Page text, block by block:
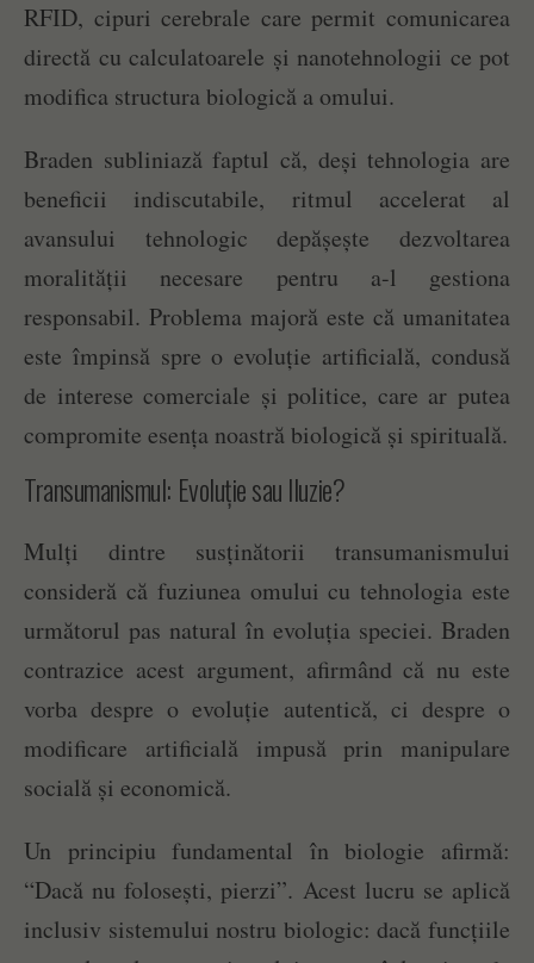
RFID, cipuri cerebrale care permit comunicarea
directă cu calculatoarele și nanotehnologii ce pot
modifica structura biologică a omului.
Braden subliniază faptul că, deși tehnologia are
beneficii indiscutabile, ritmul accelerat al
avansului tehnologic depășește dezvoltarea
moralității necesare pentru a-l gestiona
responsabil. Problema majoră este că umanitatea
este împinsă spre o evoluție artificială, condusă
de interese comerciale și politice, care ar putea
compromite esența noastră biologică și spirituală.
Transumanismul: Evoluție sau Iluzie?
Mulți dintre susținătorii transumanismului
consideră că fuziunea omului cu tehnologia este
următorul pas natural în evoluția speciei. Braden
contrazice acest argument, afirmând că nu este
vorba despre o evoluție autentică, ci despre o
modificare artificială impusă prin manipulare
socială și economică.
Un principiu fundamental în biologie afirmă:
“Dacă nu folosești, pierzi”. Acest lucru se aplică
inclusiv sistemului nostru biologic: dacă funcțiile